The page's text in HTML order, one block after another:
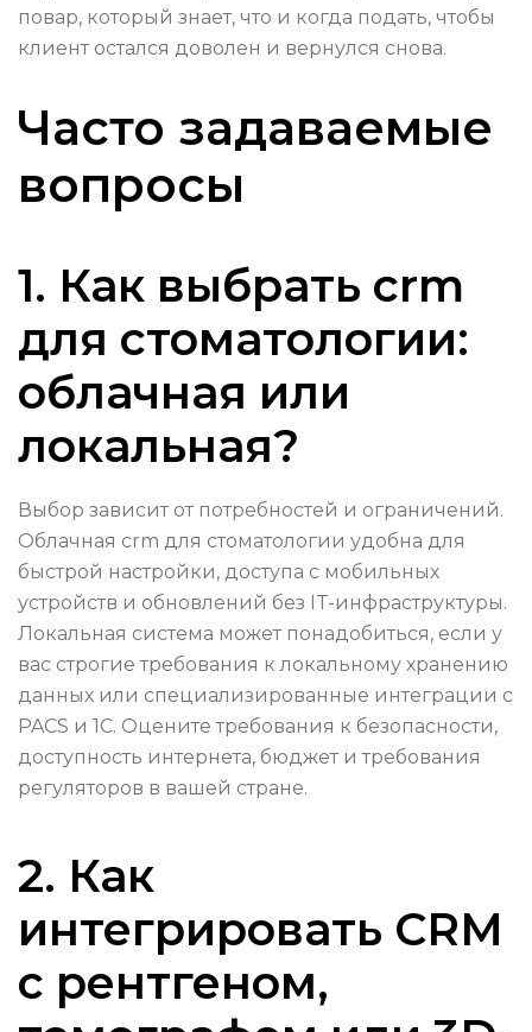
повар, который знает, что и когда подать, чтобы
клиент остался доволен и вернулся снова.
Часто задаваемые
вопросы
1. Как выбрать crm
для стоматологии:
облачная или
локальная?
Выбор зависит от потребностей и ограничений.
Облачная crm для стоматологии удобна для
быстрой настройки, доступа с мобильных
устройств и обновлений без IT-инфраструктуры.
Локальная система может понадобиться, если у
вас строгие требования к локальному хранению
данных или специализированные интеграции с
PACS и 1С. Оцените требования к безопасности,
доступность интернета, бюджет и требования
регуляторов в вашей стране.
2. Как
интегрировать CRM
с рентгеном,